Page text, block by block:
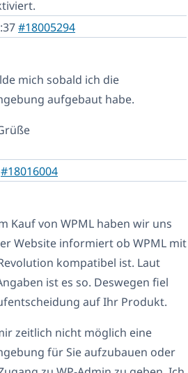
#18005294
mich sobald ich die
aufgebaut habe.
#18016004
Kauf von WPML haben wir uns
Website informiert ob WPML mit
kompatibel ist. Laut
ist es so. Deswegen fiel
auf Ihr Produkt.
zeitlich nicht möglich eine
für Sie aufzubauen oder